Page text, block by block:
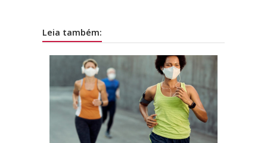
Leia também: